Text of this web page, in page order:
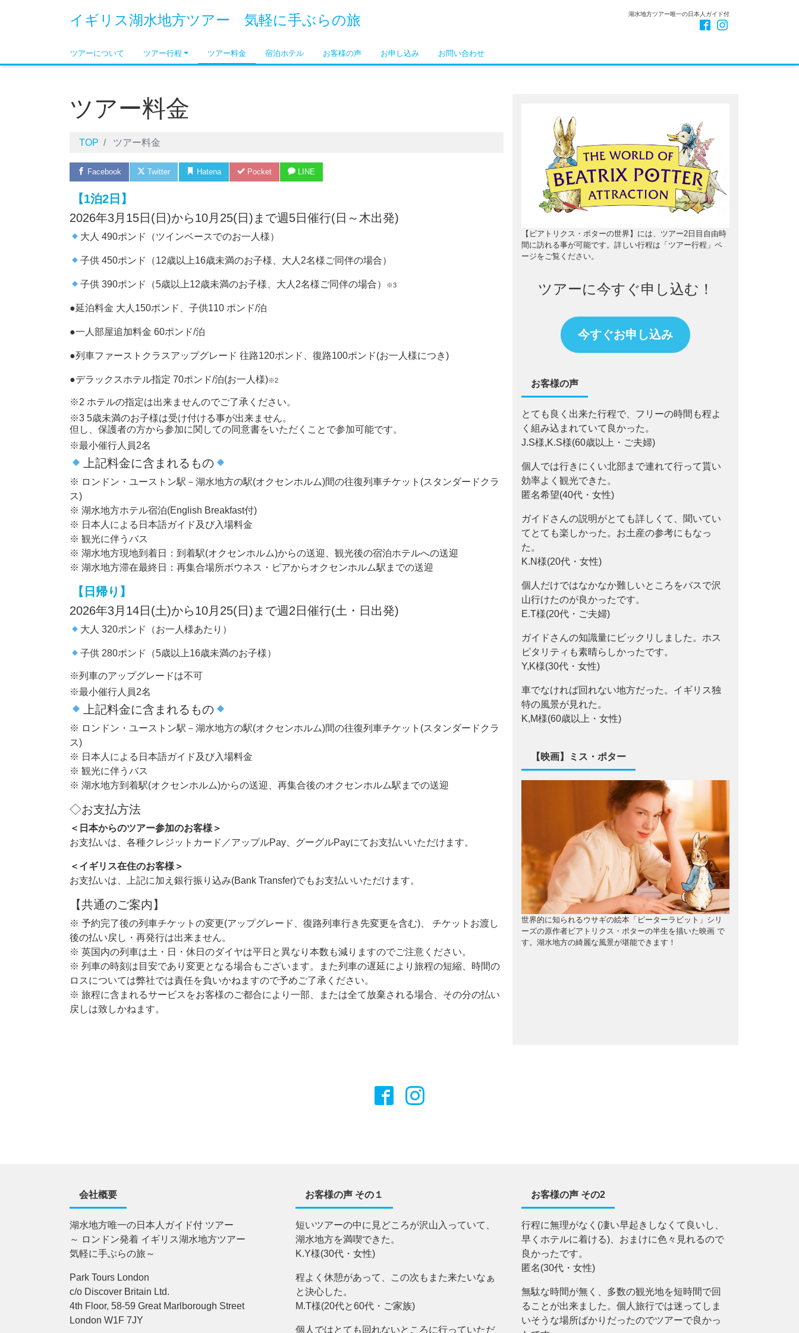
イギリス湖水地方ツアー 気軽に手ぶらの旅 湖水地方ツアー唯一の日本人ガイド付
ツアーについて ツアー行程 ツアー料金 宿泊ホテル お客様の声 お申し込み お問い合わせ
ツアー料金
TOP ツアー料金
Facebook Twitter Hatena Pocket LINE
【1泊2日】
2026年3月15日(日)から10月25(日)まで週5日催行(日～木出発)
大人 490ポンド（ツインベースでのお一人様）
子供 450ポンド（12歳以上16歳未満のお子様、大人2名様ご同伴の場合）
子供 390ポンド（5歳以上12歳未満のお子様、大人2名様ご同伴の場合） ※3
●延泊料金 大人150ポンド、子供110 ポンド/泊
●一人部屋追加料金 60ポンド/泊
●列車ファーストクラスアップグレード 往路120ポンド、復路100ポンド(お一人様につき)
●デラックスホテル指定 70ポンド/泊(お一人様)※2
※2 ホテルの指定は出来ませんのでご了承ください。
※3 5歳未満のお子様は受け付ける事が出来ません。
但し、保護者の方から参加に関しての同意書をいただくことで参加可能です。
※最小催行人員2名
上記料金に含まれるもの
※ ロンドン・ユーストン駅－湖水地方の駅(オクセンホルム)間の往復列車チケット(スタンダードクラ
ス)
※ 湖水地方ホテル宿泊(English Breakfast付)
※ 日本人による日本語ガイド及び入場料金
※ 観光に伴うバス
※ 湖水地方現地到着日：到着駅(オクセンホルム)からの送迎、観光後の宿泊ホテルへの送迎
※ 湖水地方滞在最終日：再集合場所ボウネス・ピアからオクセンホルム駅までの送迎
【日帰り】
2026年3月14日(土)から10月25(日)まで週2日催行(土・日出発)
大人 320ポンド（お一人様あたり）
子供 280ポンド（5歳以上16歳未満のお子様）
※列車のアップグレードは不可
※最小催行人員2名
上記料金に含まれるもの
※ ロンドン・ユーストン駅－湖水地方の駅(オクセンホルム)間の往復列車チケット(スタンダードクラ
ス)
※ 日本人による日本語ガイド及び入場料金
※ 観光に伴うバス
※ 湖水地方到着駅(オクセンホルム)からの送迎、再集合後のオクセンホルム駅までの送迎
◇お支払方法
＜日本からのツアー参加のお客様＞
お支払いは、各種クレジットカード／アップルPay、グーグルPayにてお支払いいただけます。
＜イギリス在住のお客様＞
お支払いは、上記に加え銀行振り込み(Bank Transfer)でもお支払いいただけます。
【共通のご案内】
※ 予約完了後の列車チケットの変更(アップグレード、復路列車行き先変更を含む)、 チケットお渡し
後の払い戻し・再発行は出来ません。
※ 英国内の列車は土・日・休日のダイヤは平日と異なり本数も減りますのでご注意ください。
※ 列車の時刻は目安であり変更となる場合もございます。また列車の遅延により旅程の短縮、時間の
ロスについては弊社では責任を負いかねますので予めご了承ください。
※ 旅程に含まれるサービスをお客様のご都合により一部、または全て放棄される場合、その分の払い
戻しは致しかねます。
【ビアトリクス・ポターの世界】には、ツアー2日目自由時
間に訪れる事が可能です。詳しい行程は「ツアー行程」ペ
ージをご覧ください。
ツアーに今すぐ申し込む！
今すぐお申し込み
お客様の声
とても良く出来た行程で、フリーの時間も程よ
く組み込まれていて良かった。
J.S様,K.S様(60歳以上・ご夫婦)
個人では行きにくい北部まで連れて行って貰い
効率よく観光できた。
匿名希望(40代・女性)
ガイドさんの説明がとても詳しくて、聞いてい
てとても楽しかった。お土産の参考にもなっ
た。
K.N様(20代・女性)
個人だけではなかなか難しいところをバスで沢
山行けたのが良かったです。
E.T様(20代・ご夫婦)
ガイドさんの知識量にビックリしました。ホス
ピタリティも素晴らしかったです。
Y,K様(30代・女性)
車でなければ回れない地方だった。イギリス独
特の風景が見れた。
K,M様(60歳以上・女性)
【映画】ミス・ポター
世界的に知られるウサギの絵本「ピーターラビット」シリ
ーズの原作者ビアトリクス・ポターの半生を描いた映画 で
す。湖水地方の綺麗な風景が堪能できます！
会社概要
湖水地方唯一の日本人ガイド付 ツアー
～ ロンドン発着 イギリス湖水地方ツアー
気軽に手ぶらの旅～
Park Tours London
c/o Discover Britain Ltd.
4th Floor, 58-59 Great Marlborough Street
London W1F 7JY
お客様の声 その１
短いツアーの中に見どころが沢山入っていて、
湖水地方を満喫できた。
K.Y様(30代・女性)
程よく休憩があって、この次もまた来たいなぁ
と決心した。
M.T様(20代と60代・ご家族)
個人ではとても回れないところに行っていただ
お客様の声 その2
行程に無理がなく(凄い早起きしなくて良いし、
早くホテルに着ける)、おまけに色々見れるので
良かったです。
匿名(30代・女性)
無駄な時間が無く、多数の観光地を短時間で回
ることが出来ました。個人旅行では迷ってしま
いそうな場所ばかりだったのでツアーで良かっ